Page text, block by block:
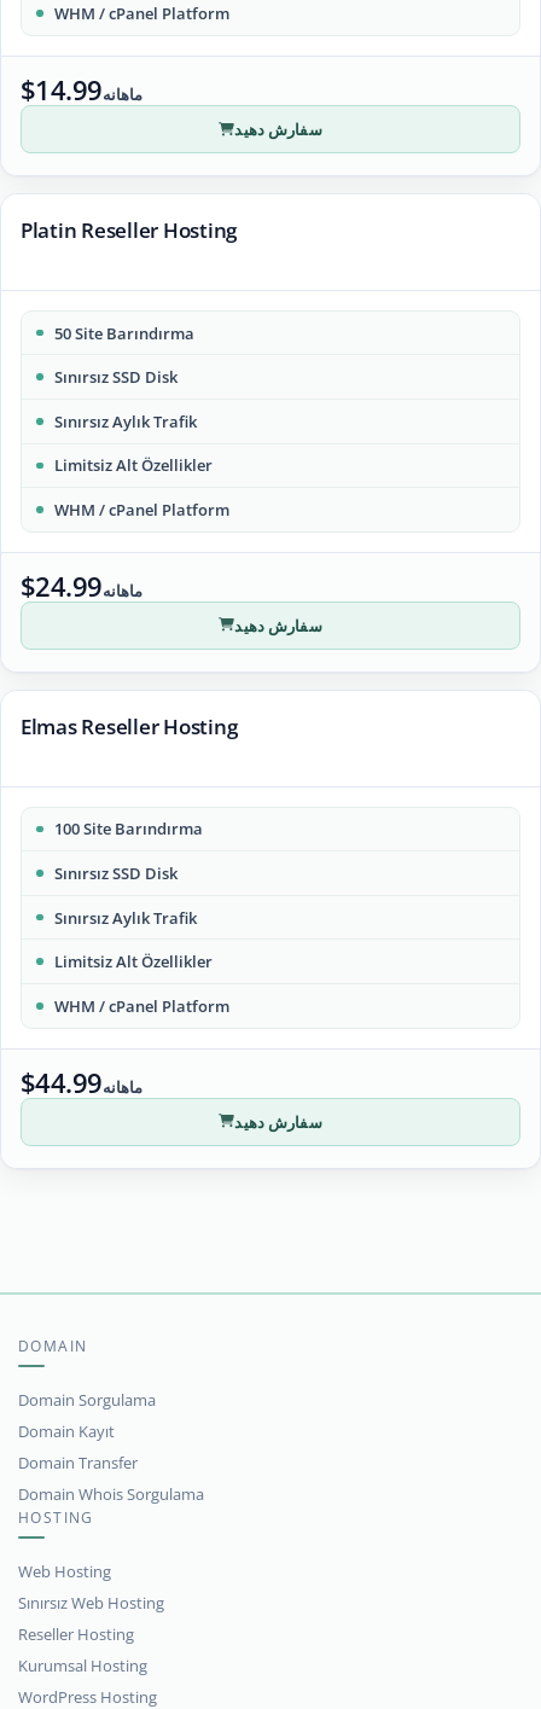
WHM / cPanel Platform
$14.99ماهانه
سفارش دهید
Platin Reseller Hosting
50 Site Barındırma
Sınırsız SSD Disk
Sınırsız Aylık Trafik
Limitsiz Alt Özellikler
WHM / cPanel Platform
$24.99ماهانه
سفارش دهید
Elmas Reseller Hosting
100 Site Barındırma
Sınırsız SSD Disk
Sınırsız Aylık Trafik
Limitsiz Alt Özellikler
WHM / cPanel Platform
$44.99ماهانه
سفارش دهید
DOMAIN
Domain Sorgulama
Domain Kayıt
Domain Transfer
Domain Whois Sorgulama
HOSTING
Web Hosting
Sınırsız Web Hosting
Reseller Hosting
Kurumsal Hosting
WordPress Hosting